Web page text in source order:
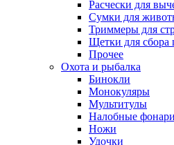
Расчески для
Сумки для
Триммеры для
Щетки для сбора
Прочее
Охота и рыбалка
Бинокли
Монокуляры
Мультитулы
Налобные фонари
Ножи
Удочки